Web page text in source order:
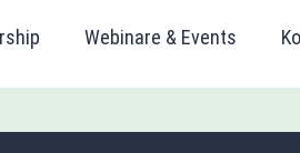
Webinare & Events